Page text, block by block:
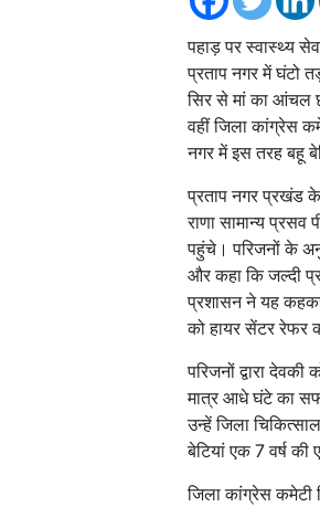
पहाड़ पर स्वास्थ्य
प्रताप नगर में घंटो
सिर से मां का आंचल
वहीं जिला कांग्रेस
नगर में इस तरह बहू
प्रताप नगर प्रखंड के
राणा सामान्य
पहुंचे। परिजनों के
और कहा कि जल्दी
प्रशासन ने यह
को हायर सेंटर रेफर
परिजनों द्वारा
मात्र आधे घंटे का
उन्हें जिला
बेटियां एक 7 वर्ष की
जिला कांग्रेस कमेटी